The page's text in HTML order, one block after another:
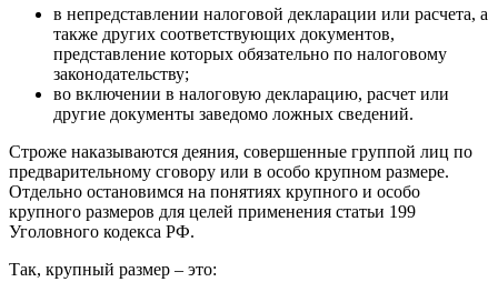
в непредставлении налоговой декларации или расчета, а
также других соответствующих документов,
представление которых обязательно по налоговому
законодательству;
во включении в налоговую декларацию, расчет или
другие документы заведомо ложных сведений.
Строже наказываются деяния, совершенные группой лиц по
предварительному сговору или в особо крупном размере.
Отдельно остановимся на понятиях крупного и особо
крупного размеров для целей применения статьи 199
Уголовного кодекса РФ.
Так, крупный размер – это: